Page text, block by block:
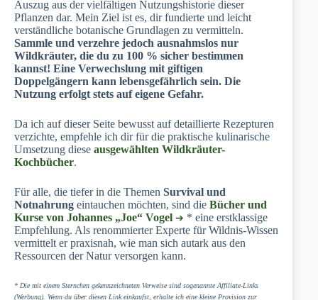
Auszug aus der vielfältigen Nutzungshistorie dieser
Pflanzen dar. Mein Ziel ist es, dir fundierte und leicht
verständliche botanische Grundlagen zu vermitteln.
Sammle und verzehre jedoch ausnahmslos nur
Wildkräuter, die du zu 100 % sicher bestimmen
kannst! Eine Verwechslung mit giftigen
Doppelgängern kann lebensgefährlich sein. Die
Nutzung erfolgt stets auf eigene Gefahr.
Da ich auf dieser Seite bewusst auf detaillierte Rezepturen
verzichte, empfehle ich dir für die praktische kulinarische
Umsetzung diese ausgewählten Wildkräuter-
Kochbücher.
Für alle, die tiefer in die Themen Survival und
Notnahrung eintauchen möchten, sind die Bücher und
Kurse von Johannes „Joe“ Vogel
* eine erstklassige
Empfehlung. Als renommierter Experte für Wildnis-Wissen
vermittelt er praxisnah, wie man sich autark aus den
Ressourcen der Natur versorgen kann.
* Die mit einem Sternchen gekennzeichneten Verweise sind sogenannte Affiliate-Links
(Werbung). Wenn du über diesen Link einkaufst, erhalte ich eine kleine Provision zur